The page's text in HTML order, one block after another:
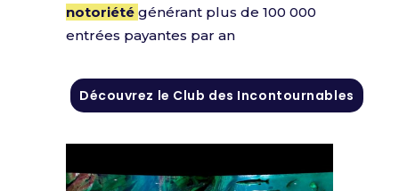
notoriété générant plus de 100 000
entrées payantes par an
Découvrez le Club des Incontournables